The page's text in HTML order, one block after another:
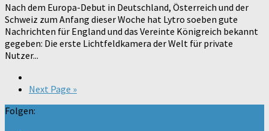
Nach dem Europa-Debut in Deutschland, Österreich und der
Schweiz zum Anfang dieser Woche hat Lytro soeben gute
Nachrichten für England und das Vereinte Königreich bekannt
gegeben: Die erste Lichtfeldkamera der Welt für private
Nutzer...
Next Page »
Folgen: